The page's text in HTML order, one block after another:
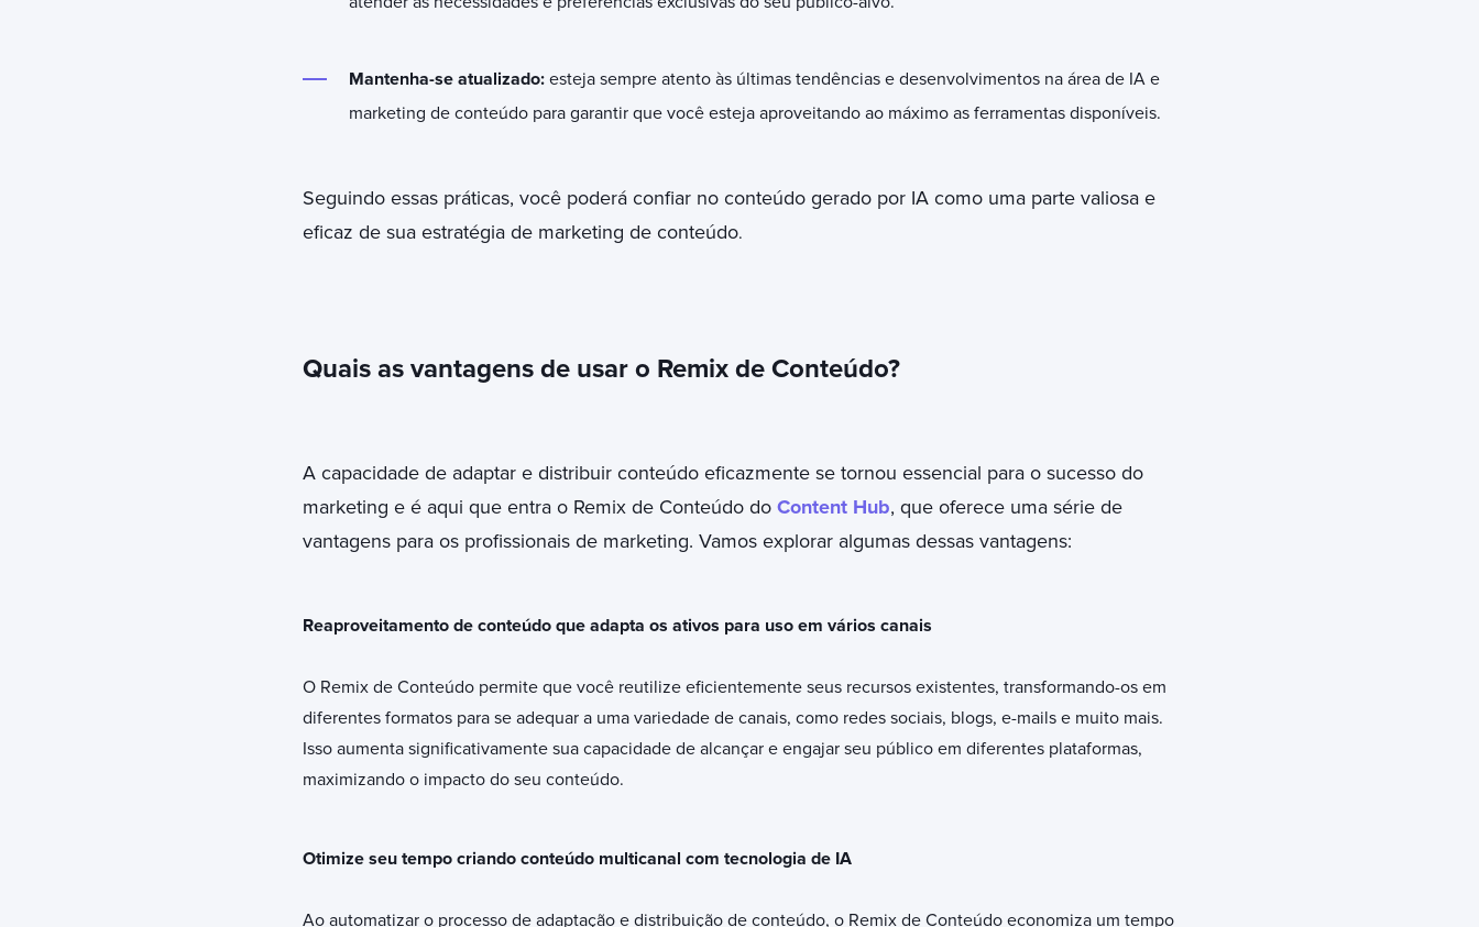
Mantenha-se atualizado:esteja sempre atento às últimas tendências e desenvolvimentos na área de IA e
marketing de conteúdo para garantir que você esteja aproveitando ao máximo as ferramentas disponíveis.
Seguindo essas práticas, você poderá confiar no conteúdo gerado por IA como uma parte valiosa e
eficaz de sua estratégia de marketing de conteúdo.
Quais as vantagens de usar o Remix de Conteúdo?
A capacidade de adaptar e distribuir conteúdo eficazmente se tornou essencial para o sucesso do
marketing e é aqui que entra o Remix de Conteúdo doContent Hub, que oferece uma série de
vantagens para os profissionais de marketing. Vamos explorar algumas dessas vantagens:
Reaproveitamento de conteúdo que adapta os ativos para uso em vários canais
O Remix de Conteúdo permite que você reutilize eficientemente seus recursos existentes, transformando-os em
diferentes formatos para se adequar a uma variedade de canais, como redes sociais, blogs, e-mails e muito mais.
Isso aumenta significativamente sua capacidade de alcançar e engajar seu público em diferentes plataformas,
maximizando o impacto do seu conteúdo.
Otimize seu tempo criando conteúdo multicanal com tecnologia de IA
Ao automatizar o processo de adaptação e distribuição de conteúdo, o Remix de Conteúdo economiza um tempo